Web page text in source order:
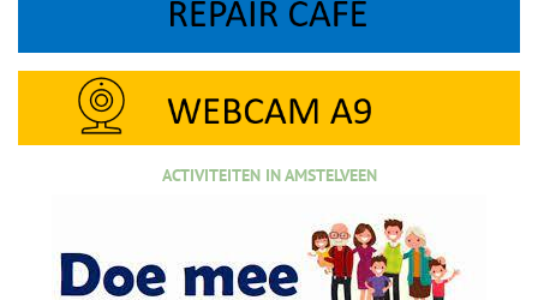
ACTIVITEITEN IN AMSTELVEEN